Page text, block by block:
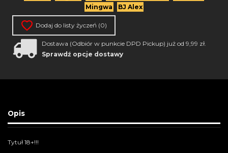
Mingwa
BJ Alex
Dodaj do listy życzeń (0)
Dostawa (Odbiór w punkcie DPD Pickup) już od 9,99 zł.
Sprawdź opcje dostawy
Opis
Tytuł 18+!!!